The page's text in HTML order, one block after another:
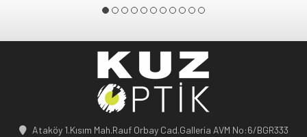
Ataköy 1.Kısım Mah.Rauf Orbay Cad.Galleria AVM No:6/BGR333